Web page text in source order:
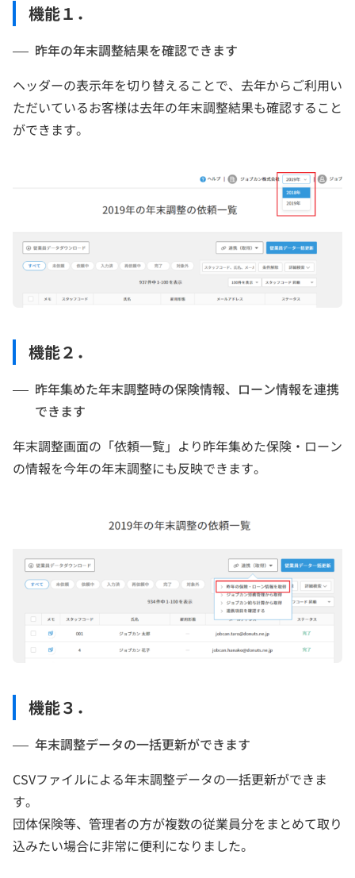
機能１．
昨年の年末調整結果を確認できます
ヘッダーの表示年を切り替えることで、去年からご利用い
ただいているお客様は去年の年末調整結果も確認すること
ができます。
機能２．
昨年集めた年末調整時の保険情報、ローン情報を連携
できます
年末調整画面の「依頼一覧」より昨年集めた保険・ローン
の情報を今年の年末調整にも反映できます。
機能３．
年末調整データの一括更新ができます
CSVファイルによる年末調整データの一括更新ができま
す。
団体保険等、管理者の方が複数の従業員分をまとめて取り
込みたい場合に非常に便利になりました。